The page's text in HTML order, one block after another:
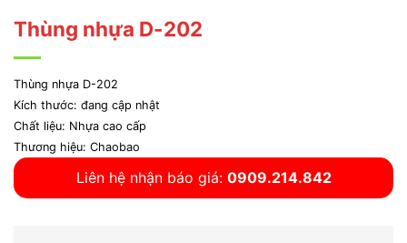
Thùng nhựa D-202
Thùng nhựa D-202
Kích thước: đang cập nhật
Chất liệu: Nhựa cao cấp
Thương hiệu: Chaobao
Liên hệ nhận báo giá: 0909.214.842